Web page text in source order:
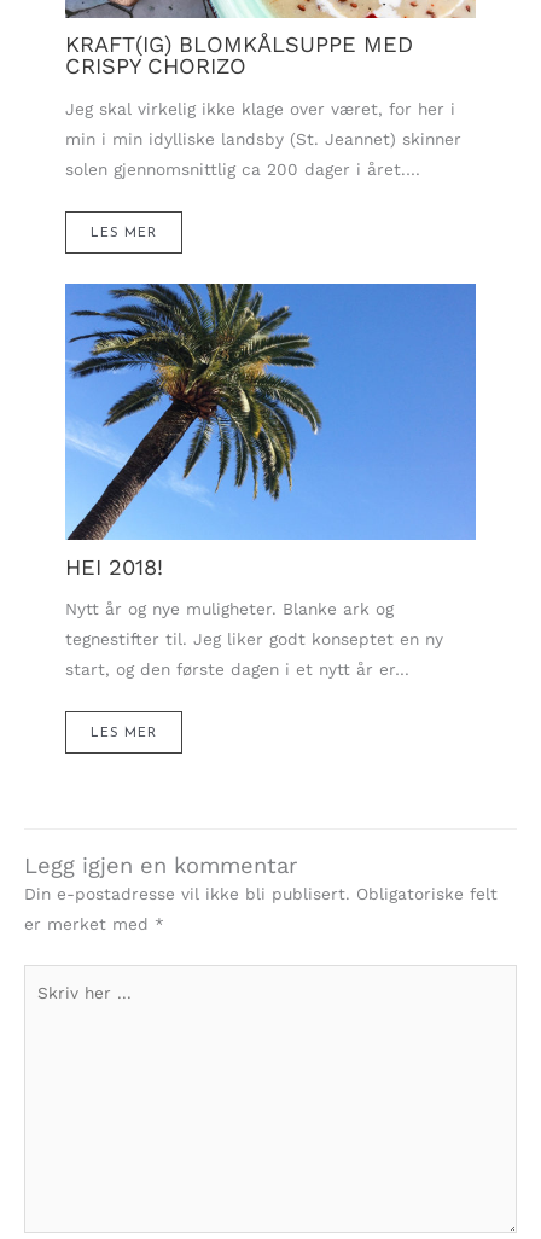
KRAFT(IG) BLOMKÅLSUPPE MED
CRISPY CHORIZO
Jeg skal virkelig ikke klage over været, for her i
min i min idylliske landsby (St. Jeannet) skinner
solen gjennomsnittlig ca 200 dager i året.…
LES MER
HEI 2018!
Nytt år og nye muligheter. Blanke ark og
tegnestifter til. Jeg liker godt konseptet en ny
start, og den første dagen i et nytt år er…
LES MER
Legg igjen en kommentar
Din e-postadresse vil ikke bli publisert. Obligatoriske felt
er merket med *